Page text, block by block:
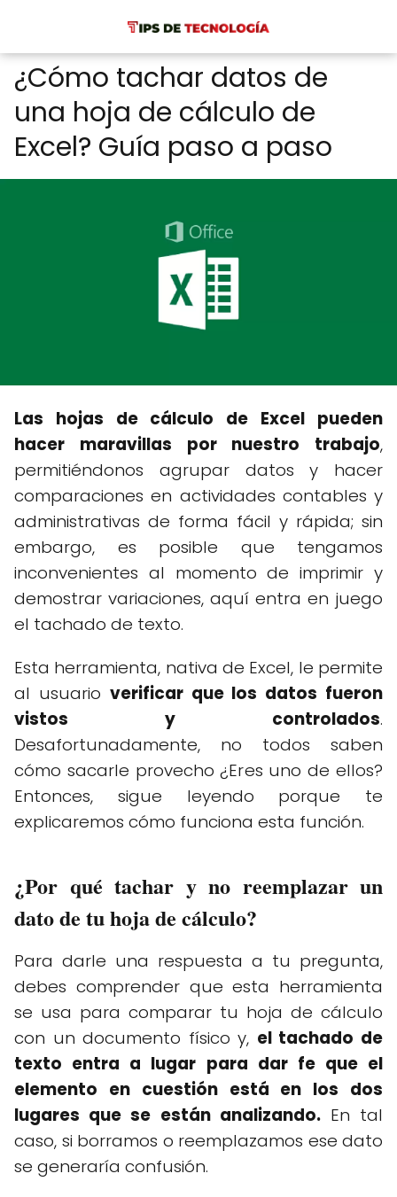
¿Cómo tachar datos de
una hoja de cálculo de
Excel? Guía paso a paso
Las hojas de cálculo de Excel pueden
hacer maravillas por nuestro trabajo,
permitiéndonos agrupar datos y hacer
comparaciones en actividades contables y
administrativas de forma fácil y rápida; sin
embargo, es posible que tengamos
inconvenientes al momento de imprimir y
demostrar variaciones, aquí entra en juego
el tachado de texto.
Esta herramienta, nativa de Excel, le permite
al usuario verificar que los datos fueron
vistos y controlados.
Desafortunadamente, no todos saben
cómo sacarle provecho ¿Eres uno de ellos?
Entonces, sigue leyendo porque te
explicaremos cómo funciona esta función.
¿Por qué tachar y no reemplazar un
dato de tu hoja de cálculo?
Para darle una respuesta a tu pregunta,
debes comprender que esta herramienta
se usa para comparar tu hoja de cálculo
con un documento físico y, el tachado de
texto entra a lugar para dar fe que el
elemento en cuestión está en los dos
lugares que se están analizando.En tal
caso, si borramos o reemplazamos ese dato
se generaría confusión.